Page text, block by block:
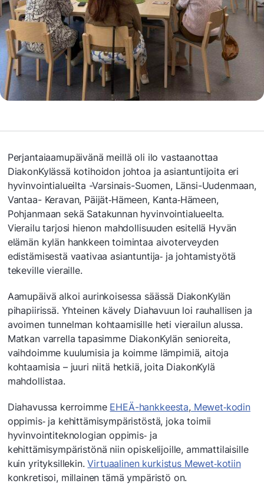
Perjantaiaamupäivänä meillä oli ilo vastaanottaa
DiakonKylässä kotihoidon johtoa ja asiantuntijoita eri
hyvinvointialueilta -Varsinais-Suomen, Länsi-Uudenmaan,
Vantaa- Keravan, Päijät‑Hämeen, Kanta‑Hämeen,
Pohjanmaan sekä Satakunnan hyvinvointialueelta.
Vierailu tarjosi hienon mahdollisuuden esitellä Hyvän
elämän kylän hankkeen toimintaa aivoterveyden
edistämisestä vaativaa asiantuntija‑ ja johtamistyötä
tekeville vieraille.
Aamupäivä alkoi aurinkoisessa säässä DiakonKylän
pihapiirissä. Yhteinen kävely Diahavuun loi rauhallisen ja
avoimen tunnelman kohtaamisille heti vierailun alussa.
Matkan varrella tapasimme DiakonKylän senioreita,
vaihdoimme kuulumisia ja koimme lämpimiä, aitoja
kohtaamisia – juuri niitä hetkiä, joita DiakonKylä
mahdollistaa.
Diahavussa kerroimme EHEÄ-hankkeesta,Mewet‑kodin
oppimis‑ ja kehittämisympäristöstä, joka toimii
hyvinvointiteknologian oppimis‑ ja
kehittämisympäristönä niin opiskelijoille, ammattilaisille
kuin yrityksillekin.Virtuaalinen kurkistus Mewet‑kotiin
konkretisoi, millainen tämä ympäristö on.